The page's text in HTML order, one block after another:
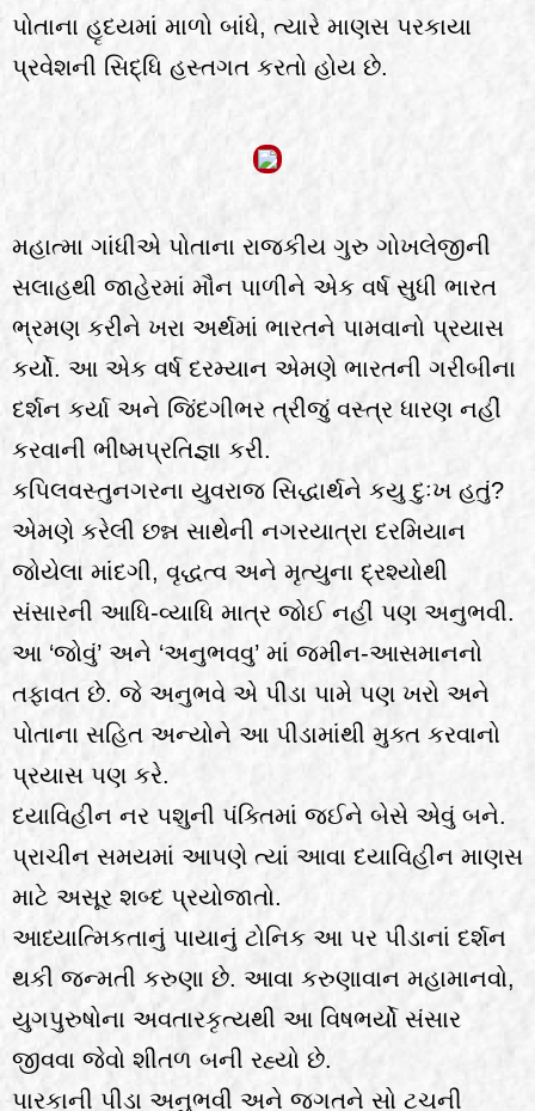
પોતાના હૃદયમાં માળો બાંધે, ત્યારે માણસ પરકાયા
પ્રવેશની સિદ્ધિ હસ્તગત કરતો હોય છે.
મહાત્મા ગાંધીએ પોતાના રાજકીય ગુરુ ગોખલેજીની
સલાહથી જાહેરમાં મૌન પાળીને એક વર્ષ સુધી ભારત
ભ્રમણ કરીને ખરા અર્થમાં ભારતને પામવાનો પ્રયાસ
કર્યો. આ એક વર્ષ દરમ્યાન એમણે ભારતની ગરીબીના
દર્શન કર્યા અને જિંદગીભર ત્રીજું વસ્ત્ર ધારણ નહીં
કરવાની ભીષ્મપ્રતિજ્ઞા કરી.
કપિલવસ્તુનગરના યુવરાજ સિદ્ધાર્થને કયુ દુઃખ હતું?
એમણે કરેલી છન્ન સાથેની નગરયાત્રા દરમિયાન
જોયેલા માંદગી, વૃદ્ધત્વ અને મૃત્યુના દ્રશ્યોથી
સંસારની આધિ-વ્યાધિ માત્ર જોઈ નહીં પણ અનુભવી.
આ ‘જોવું’ અને ‘અનુભવવુ’ માં જમીન-આસમાનનો
તફાવત છે. જે અનુભવે એ પીડા પામે પણ ખરો અને
પોતાના સહિત અન્યોને આ પીડામાંથી મુક્ત કરવાનો
પ્રયાસ પણ કરે.
દયાવિહીન નર પશુની પંક્તિમાં જઈને બેસે એવું બને.
પ્રાચીન સમયમાં આપણે ત્યાં આવા દયાવિહીન માણસ
માટે અસૂર શબ્દ પ્રયોજાતો.
આધ્યાત્મિકતાનું પાયાનું ટોનિક આ પર પીડાનાં દર્શન
થકી જન્મતી કરુણા છે. આવા કરુણાવાન મહામાનવો,
યુગપુરુષોના અવતારકૃત્યથી આ વિષભર્યો સંસાર
જીવવા જેવો શીતળ બની રહ્યો છે.
પારકાની પીડા અનુભવી અને જગતને સો ટચની